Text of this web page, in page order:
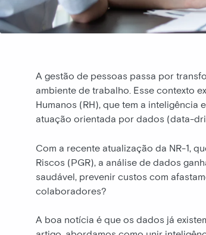
A gestão de pessoas passa por
ambiente de trabalho. Esse contexto
Humanos (RH), que tem a
atuação orientada por dados (data-
Com a recente atualização da NR-1,
Riscos (PGR), a análise de dados
saudável, prevenir custos com
colaboradores?
A boa notícia é que os dados já